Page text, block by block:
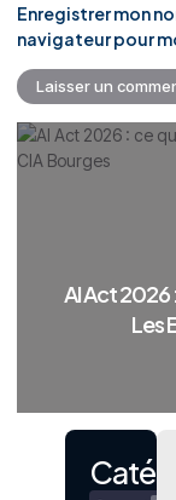
Enregistrer mon
navigateur pour
AI Act 2026
Les